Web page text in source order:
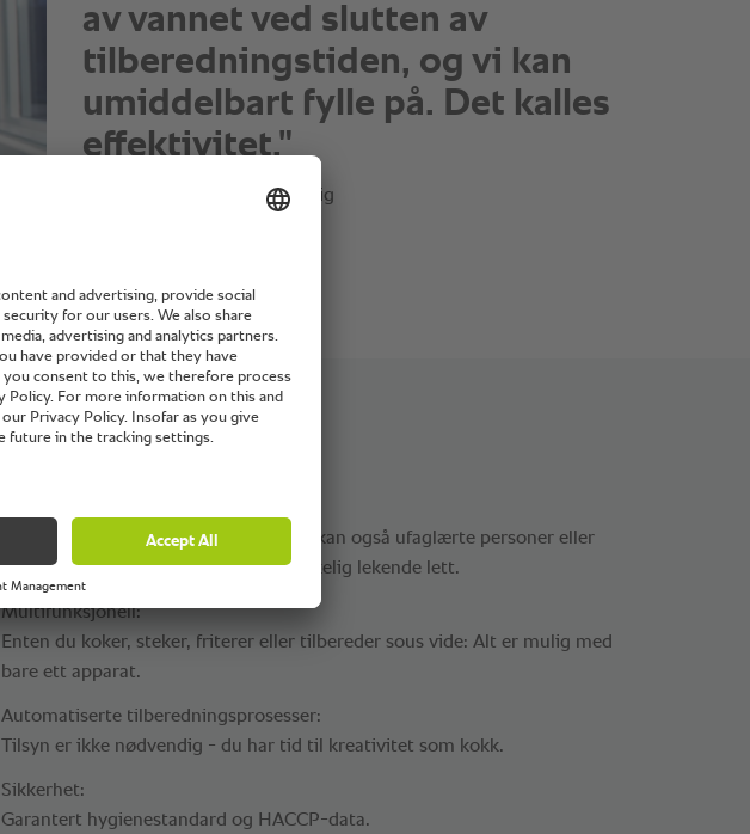
av vannet ved slutten av
tilberedningstiden, og vi kan
umiddelbart fylle på. Det kalles
effektivitet."
Oliver Jalaß, cateringansvarlig
Med definerte tilberedningsprosesser kan også ufaglærte personer eller
vikarer betjene apparatene. Det er virkelig lekende lett.
Multifunksjonell:
Enten du koker, steker, friterer eller tilbereder sous vide: Alt er mulig med
bare ett apparat.
Automatiserte tilberedningsprosesser:
Tilsyn er ikke nødvendig - du har tid til kreativitet som kokk.
Sikkerhet:
Garantert hygienestandard og HACCP-data.